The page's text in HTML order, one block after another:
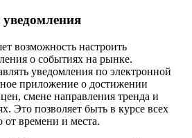
возможность настроить
о событиях на рынке.
уведомления по электронной
приложение о достижении
смене направления тренда и
Это позволяет быть в курсе всех
от времени и места.